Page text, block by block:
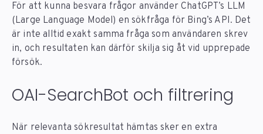
För att kunna besvara frågor använder ChatGPT’s LLM
(Large Language Model) en sökfråga för Bing’s API. Det
är inte alltid exakt samma fråga som användaren skrev
in, och resultaten kan därför skilja sig åt vid upprepade
försök.
OAI-SearchBot och filtrering
När relevanta sökresultat hämtas sker en extra